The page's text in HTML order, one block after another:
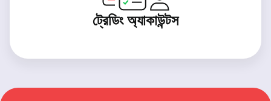
ট্রেডিং অ্যাকাউন্টস